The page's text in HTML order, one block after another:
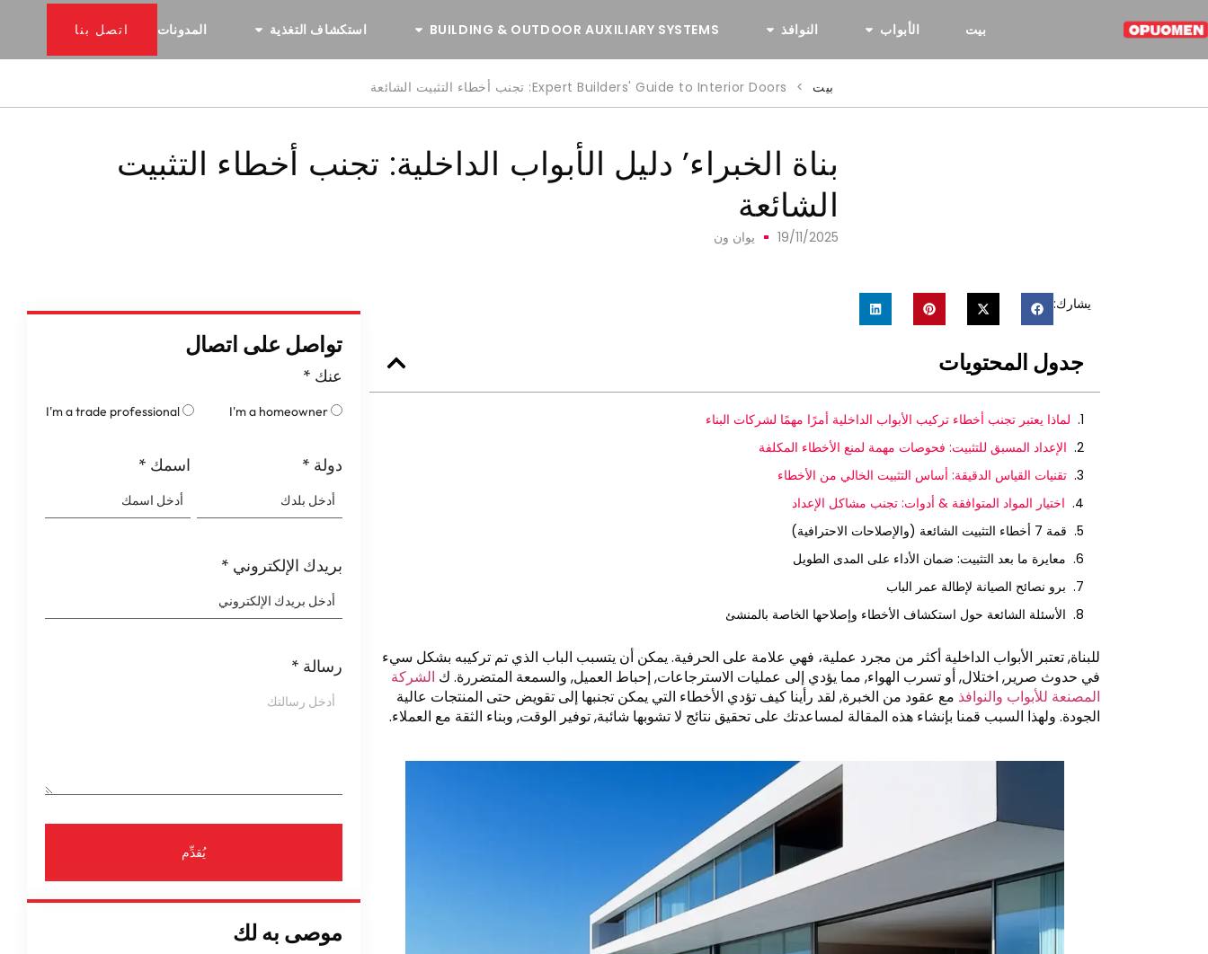
بيت الأبواب النوافذ BUILDING & OUTDOOR AUXILIARY SYSTEMS استكشاف التغذية المدونات اتصل بنا
بيت >
Expert Builders' Guide to Interior Doors: تجنب أخطاء التثبيت الشائعة
بناة الخبراء’ دليل الأبواب الداخلية: تجنب أخطاء التثبيت
الشائعة
19/11/2025 يوان ون
يشارك:
جدول المحتويات
لماذا يعتبر تجنب أخطاء تركيب الأبواب الداخلية أمرًا مهمًا لشركات البناء
الإعداد المسبق للتثبيت: فحوصات مهمة لمنع الأخطاء المكلفة
تقنيات القياس الدقيقة: أساس التثبيت الخالي من الأخطاء
اختيار المواد المتوافقة & أدوات: تجنب مشاكل الإعداد
قمة 7 أخطاء التثبيت الشائعة (والإصلاحات الاحترافية)
معايرة ما بعد التثبيت: ضمان الأداء على المدى الطويل
برو نصائح الصيانة لإطالة عمر الباب
الأسئلة الشائعة حول استكشاف الأخطاء وإصلاحها الخاصة بالمنشئ
للبناة, تعتبر الأبواب الداخلية أكثر من مجرد عملية، فهي علامة على الحرفية. يمكن أن يتسبب الباب الذي تم تركيبه بشكل سيء
في حدوث صرير, اختلال, أو تسرب الهواء, مما يؤدي إلى عمليات الاسترجاعات, إحباط العميل, والسمعة المتضررة. ك الشركة
المصنعة للأبواب والنوافذ مع عقود من الخبرة, لقد رأينا كيف تؤدي الأخطاء التي يمكن تجنبها إلى تقويض حتى المنتجات عالية
الجودة. ولهذا السبب قمنا بإنشاء هذه المقالة لمساعدتك على تحقيق نتائج لا تشوبها شائبة, توفير الوقت, وبناء الثقة مع العملاء.
تواصل على اتصال
عنك *
I'm a homeowner
I'm a trade professional
دولة * اسمك *
بريدك الإلكتروني *
رسالة *
يُقدِّم
موصى به لك